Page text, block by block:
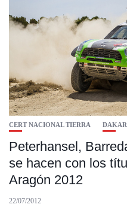
CERT NACIONAL TIERRA DAKAR
Peterhansel,
se hacen con los
Aragón 2012
22/07/2012